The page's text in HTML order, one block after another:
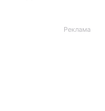
Реклама